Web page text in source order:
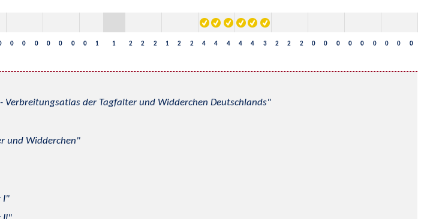
0 0 0 0 0 0 0 1 1 2 2 2 1 2 2 4 4 4 4 4 3 2 2 2 0 0 0 0 0 0 0 0 0
Verbreitungsatlas der Tagfalter und Widderchen Deutschlands
und Widderchen
I